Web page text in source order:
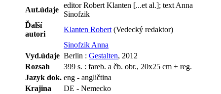
Aut.údaje
editor Robert Klanten [...et al.]; text Anna
Sinofzik
Ďalší
autori
Klanten Robert (Vedecký redaktor)
Sinofzik Anna
Vyd.údaje Berlin : Gestalten, 2012
Rozsah
399 s. : fareb. a čb. obr., 20x25 cm + reg.
Jazyk dok. eng - angličtina
Krajina
DE - Nemecko